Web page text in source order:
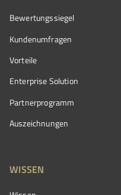
Bewertungssiegel
Kundenumfragen
Vorteile
Enterprise Solution
Partnerprogramm
Auszeichnungen
WISSEN